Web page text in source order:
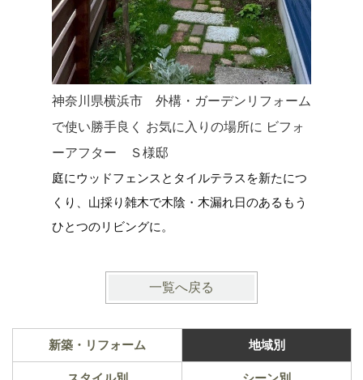
神奈川県横浜市 外構・ガーデンリフォーム
で使い勝手良く お気に入りの場所に ビフォ
ーアフター Ｓ様邸
庭にウッドフェンスとタイルテラスを新たにつ
くり、山採り雑木で木陰・木漏れ日のあるもう
ひとつのリビングに。
一覧へ戻る
新築・リフォーム 地域別